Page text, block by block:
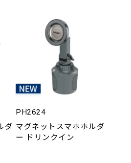
ダ
PH2624
マグネットスマホホルダ
ー ドリンクイン